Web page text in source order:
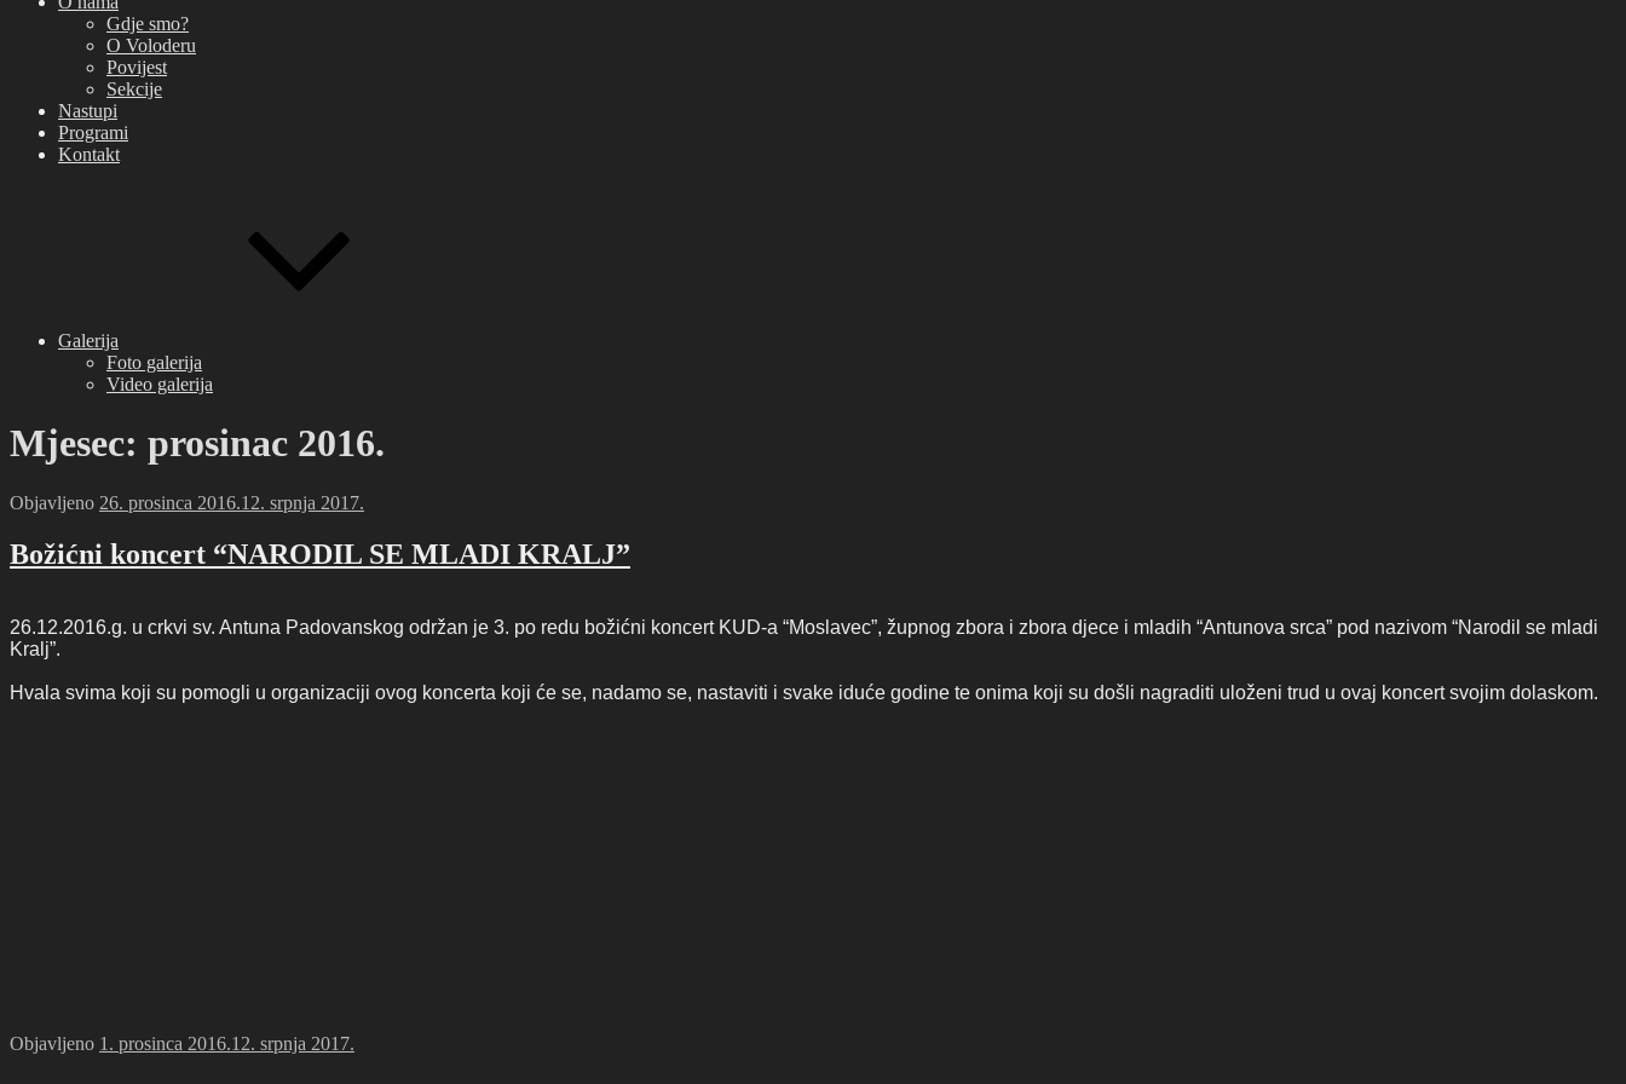
Gdje smo?
O Voloderu
Povijest
Sekcije
Nastupi
Programi
Kontakt
Galerija
Foto galerija
Video galerija
Mjesec: prosinac 2016.
Objavljeno 26. prosinca 2016.12. srpnja 2017.
Božićni koncert “NARODIL SE MLADI KRALJ”
26.12.2016.g. u crkvi sv. Antuna Padovanskog održan je 3. po redu božićni koncert KUD-a “Moslavec”, župnog zbora i zbora djece i mladih “Antunova srca” pod nazivom “Narodil se mladi
Kralj”.
Hvala svima koji su pomogli u organizaciji ovog koncerta koji će se, nadamo se, nastaviti i svake iduće godine te onima koji su došli nagraditi uloženi trud u ovaj koncert svojim dolaskom.
Objavljeno 1. prosinca 2016.12. srpnja 2017.